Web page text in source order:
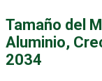
Tamaño del
Aluminio,
2034